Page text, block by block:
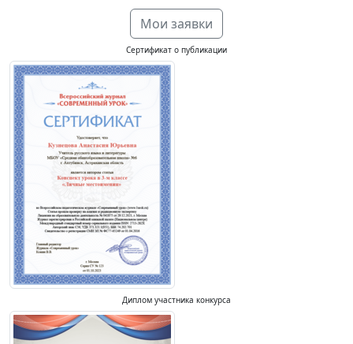
Мои заявки
Сертификат о публикации
Диплом участника конкурса